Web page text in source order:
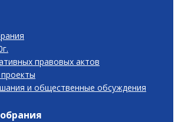
правовых актов
и общественные обсуждения